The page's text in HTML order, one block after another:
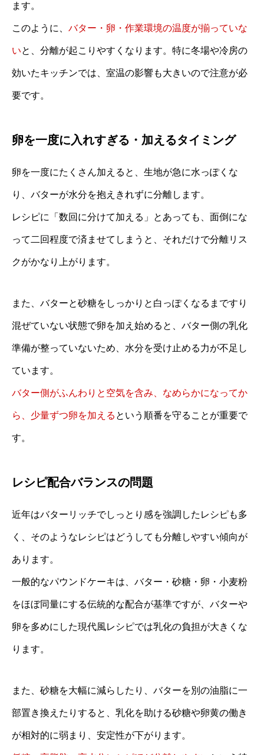
ます。
このように、 バター・卵・作業環境の温度が揃っていな
いと、分離が起こりやすくなります。特に冬場や冷房の
効いたキッチンでは、室温の影響も大きいので注意が必
要です。
卵を一度に入れすぎる・加えるタイミング
卵を一度にたくさん加えると、生地が急に水っぽくな
り、バターが水分を抱えきれずに分離します。
レシピに「数回に分けて加える」とあっても、面倒にな
って二回程度で済ませてしまうと、それだけで分離リス
クがかなり上がります。
また、バターと砂糖をしっかりと白っぽくなるまですり
混ぜていない状態で卵を加え始めると、バター側の乳化
準備が整っていないため、水分を受け止める力が不足し
ています。
バター側がふんわりと空気を含み、なめらかになってか
ら、少量ずつ卵を加える という順番を守ることが重要で
す。
レシピ配合バランスの問題
近年はバターリッチでしっとり感を強調したレシピも多
く、そのようなレシピはどうしても分離しやすい傾向が
あります。
一般的なパウンドケーキは、バター・砂糖・卵・小麦粉
をほぼ同量にする伝統的な配合が基準ですが、バターや
卵を多めにした現代風レシピでは乳化の負担が大きくな
ります。
また、砂糖を大幅に減らしたり、バターを別の油脂に一
部置き換えたりすると、乳化を助ける砂糖や卵黄の働き
が相対的に弱まり、安定性が下がります。